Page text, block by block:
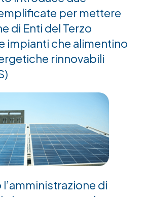
per mettere
di Enti del Terzo
impianti che alimentino
rinnovabili
di